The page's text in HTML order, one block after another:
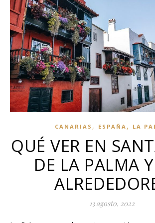
CANARIAS , ESPAÑA , LA
QUÉ VER EN
DE LA PALMA
13 agosto, 2022